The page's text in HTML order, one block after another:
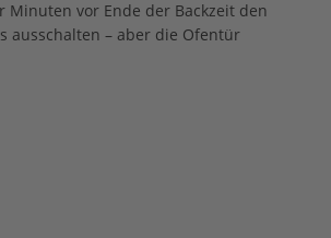
Minuten vor Ende der Backzeit den
ausschalten – aber die Ofentür